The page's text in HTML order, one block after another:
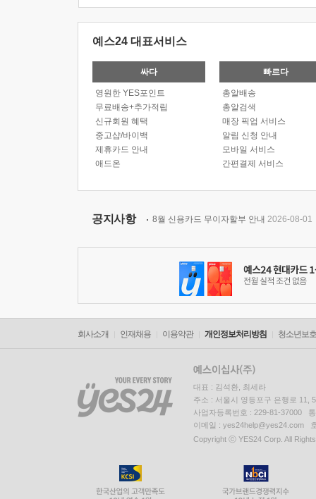
예스24 대표서비스
싸다
영원한 YES포인트
무료배송+추가적립
신규회원 혜택
중고샵/바이백
제휴카드 안내
애드온
빠르다
총알배송
총알검색
매장 픽업 서비스
알림 신청 안내
모바일 서비스
간편결제 서비스
공지사항 8월 신용카드 무이자할부 안내 2026-08-01
회사소개 인재채용 이용약관 개인정보처리방침 청소년보
대표 : 김석환, 최세라
주소 : 서울시 영등포구 은행로 11,
사업자등록번호 : 229-81-37000
이메일 : yes24help@yes24.com
Copyright ⓒ YES24 Corp. All